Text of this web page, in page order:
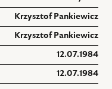
Krzysztof Pankiewicz
Krzysztof Pankiewicz
12.07.1984
12.07.1984